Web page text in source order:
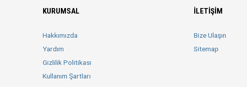
KURUMSAL
Hakkımızda
Yardım
Gizlilik Politikası
Kullanım Şartları
İLETIŞIM
Bize Ulaşın
Sitemap